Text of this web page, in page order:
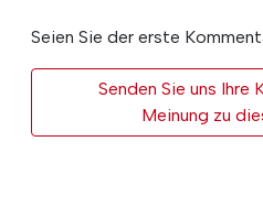
Seien Sie der erste
Senden Sie uns Ihre
Meinung zu